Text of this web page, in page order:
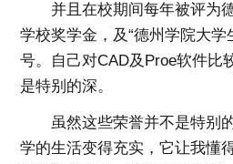
并且在校期间每年被评为
学校奖学金，及“德州学院大
号。自己对CAD及Proe软件比
是特别的深。
虽然这些荣誉并不是特别的
学的生活变得充实，它让我懂